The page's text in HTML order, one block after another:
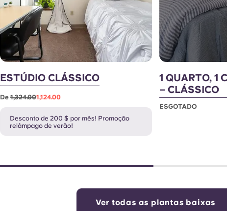
ESTÚDIO CLÁSSICO
De1,324.001,124.00
Desconto de 200 $ por mês! Promoção
relâmpago de verão!
1 QUARTO, 1
– CLÁSSICO
ESGOTADO
Ver todas as plantas baixas